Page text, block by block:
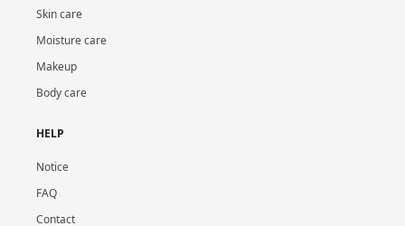
Skin care
Moisture care
Makeup
Body care
HELP
Notice
FAQ
Contact